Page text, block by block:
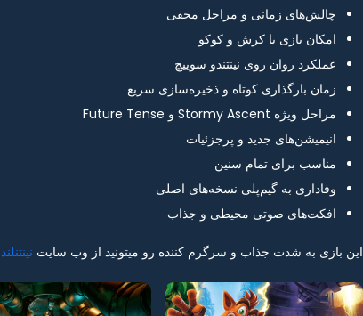
چالش‌های زمانی و مراحل مخفی
امکان بازی با کرش و کوکو
عملکرد روان روی نینتندو سوییچ
زمان بارگذاری کوتاه و ذخیره‌سازی سریع
مراحل ویژه Stormy Ascent و Future Tense
انیمیشن‌های جدید و پرجزئیات
مناسب برای تمام سنین
وفاداری به گیم‌پلی نسخه‌های اصلی
افکت‌های صوتی محیطی و جذاب
این بازی به شدت جذاب و سرگرم کننده رو میتونید از وب سایت نینتنلند